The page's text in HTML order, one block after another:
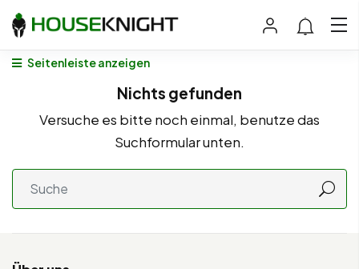
Seitenleiste anzeigen
Nichts gefunden
Versuche es bitte noch einmal, benutze das
Suchformular unten.